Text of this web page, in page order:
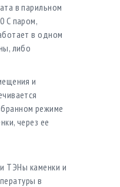
в парильном
С паром,
в одном
либо
и
режиме
через ее
ТЭНы каменки и
в